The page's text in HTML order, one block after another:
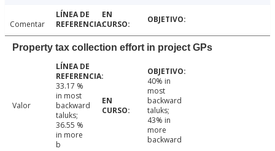
Comentar
Property tax collection effort in project GPs
Valor
33.17 %
in most
backward
taluks;
36.55 %
in more
b
40% in
most
backward
taluks;
43% in
more
backward